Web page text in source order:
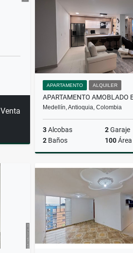
Venta
APARTAMENTO ALQUILER
Medellín, Antioquia, Colombia
3Alcobas 2Garaje
2 Baños 100
$6.500.000